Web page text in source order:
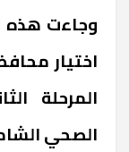
وجاءت هذه
اختيار
المرحلة
الصحي